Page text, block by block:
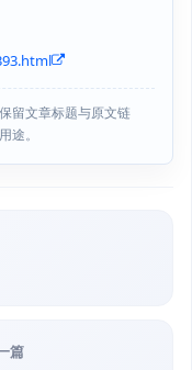
留文章标题与原文链
途。
篇